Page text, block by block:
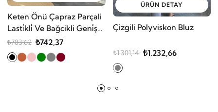
Keten Önü Çapraz Parçali
Lasti̇kli̇ Ve Bağcikli Geni̇ş
Paça Pantolon
₺783,62 ₺742,37
ÜRÜN DETAY
Çizgili Polyviskon Bluz
₺1.301,14 ₺1.232,66